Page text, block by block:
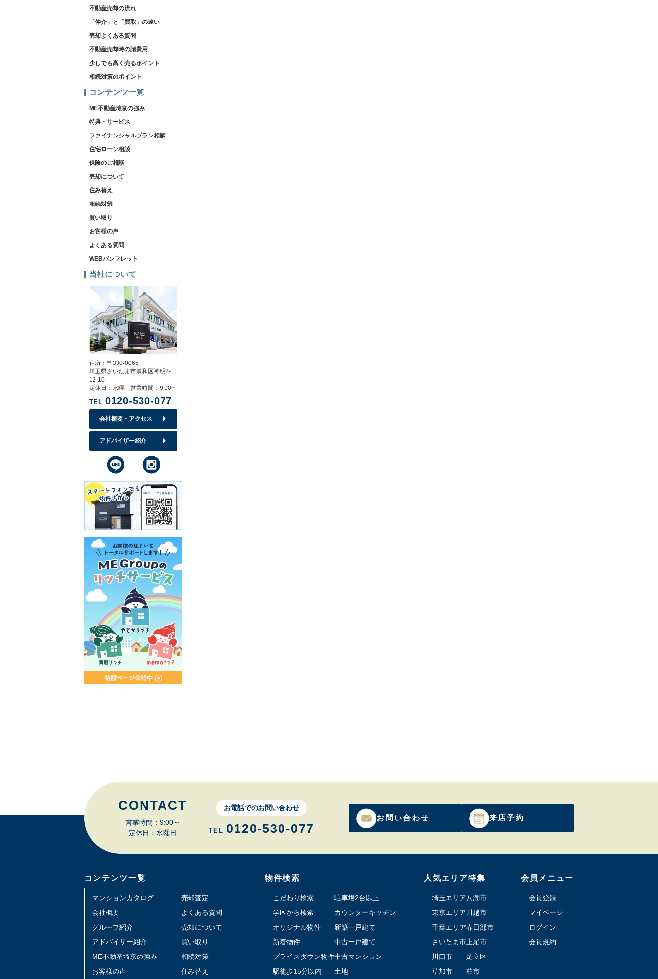
不動産売却の流れ
「仲介」と「買取」の違い
売却よくある質問
不動産売却時の諸費用
少しでも高く売るポイント
相続対策のポイント
コンテンツ一覧
ME不動産埼京の強み
特典・サービス
ファイナンシャルプラン相談
住宅ローン相談
保険のご相談
売却について
住み替え
相続対策
買い取り
お客様の声
よくある質問
WEBパンフレット
当社について
住所：〒330-0065
埼玉県さいたま市浦和区神明2-
12-10
定休日：水曜 営業時間：9:00~
TEL 0120-530-077
会社概要・アクセス
アドバイザー紹介
CONTACT
営業時間：9:00～
定休日：水曜日
お電話でのお問い合わせ
TEL 0120-530-077
お問い合わせ 来店予約
コンテンツ一覧
マンションカタログ
会社概要
グループ紹介
アドバイザー紹介
ME不動産埼京の強み
お客様の声
売却査定
よくある質問
売却について
買い取り
相続対策
住み替え
物件検索
こだわり検索
学区から検索
オリジナル物件
新着物件
プライスダウン物件
駅徒歩15分以内
駐車場2台以上
カウンターキッチン
新築一戸建て
中古一戸建て
中古マンション
土地
人気エリア特集
埼玉エリア
東京エリア
千葉エリア
さいたま市
川口市
草加市
八潮市
川越市
春日部市
上尾市
足立区
柏市
会員メニュー
会員登録
マイページ
ログイン
会員規約